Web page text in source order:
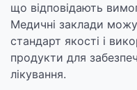
що відповідають
Медичні заклади
стандарт якості і
продукти для
лікування.